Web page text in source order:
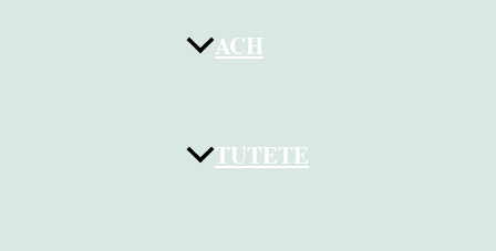
ACH
TUTETE